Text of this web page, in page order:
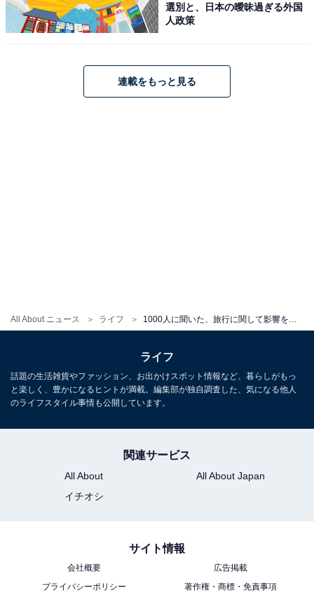
All About ニュース ライフ
選別と、日本の曖昧過ぎる外国
人政策
連載をもっと見る
ライフ
話題の生活雑貨やファッション、お出かけスポット情報など、暮らしがもっ
と楽しく、豊かになるヒントが満載。編集部が独自調査した、気になる他人
のライフスタイル事情も公開しています。
関連サービス
All About
All About Japan
イチオシ
サイト情報
会社概要
広告掲載
プライバシーポリシー
著作権・商標・免責事項